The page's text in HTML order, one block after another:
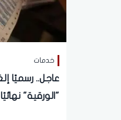
خدمات
عاجل.. رسميًا
"الورقية"